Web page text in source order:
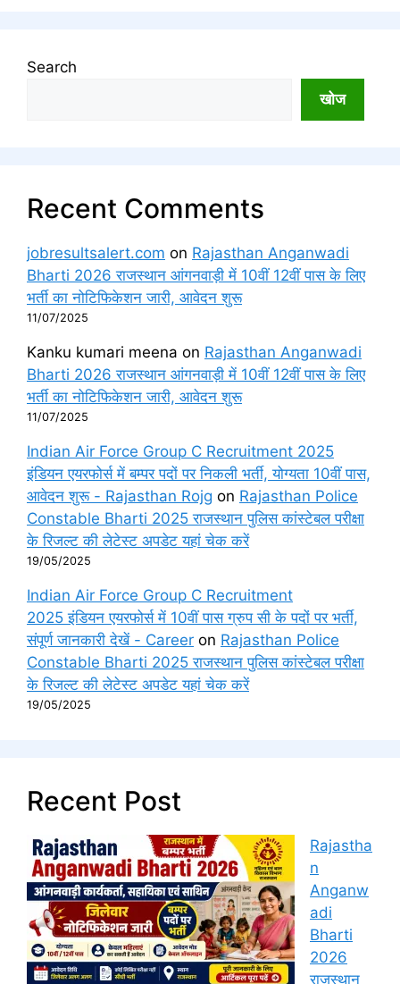
Search
खोज
Recent Comments
jobresultsalert.com on Rajasthan Anganwadi
Bharti 2026 राजस्थान आंगनवाड़ी में 10वीं 12वीं पास के लिए
भर्ती का नोटिफिकेशन जारी, आवेदन शुरू
11/07/2025
Kanku kumari meena on Rajasthan Anganwadi
Bharti 2026 राजस्थान आंगनवाड़ी में 10वीं 12वीं पास के लिए
भर्ती का नोटिफिकेशन जारी, आवेदन शुरू
11/07/2025
Indian Air Force Group C Recruitment 2025
इंडियन एयरफोर्स में बम्पर पदों पर निकली भर्ती, योग्यता 10वीं पास,
आवेदन शुरू - Rajasthan Rojg on Rajasthan Police
Constable Bharti 2025 राजस्थान पुलिस कांस्टेबल परीक्षा
के रिजल्ट की लेटेस्ट अपडेट यहां चेक करें
19/05/2025
Indian Air Force Group C Recruitment
2025 इंडियन एयरफोर्स में 10वीं पास ग्रुप सी के पदों पर भर्ती,
संपूर्ण जानकारी देखें - Career on Rajasthan Police
Constable Bharti 2025 राजस्थान पुलिस कांस्टेबल परीक्षा
के रिजल्ट की लेटेस्ट अपडेट यहां चेक करें
19/05/2025
Recent Post
Rajastha
n
Anganw
adi
Bharti
2026
राजस्थान